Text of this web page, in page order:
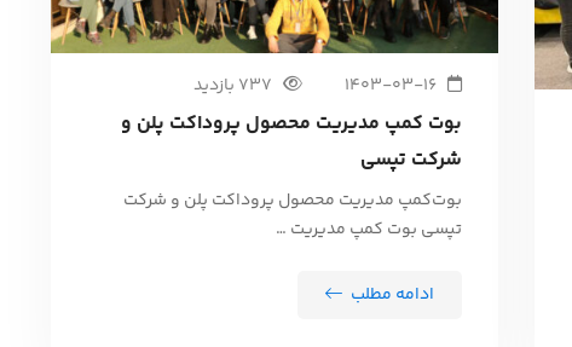
1403-03-16 737 بازدید
بوت کمپ مدیریت محصول پروداکت پلن و
شرکت تپسی
بوت‌کمپ مدیریت محصول پروداکت پلن و شرکت
تپسی بوت کمپ مدیریت …
ادامه مطلب